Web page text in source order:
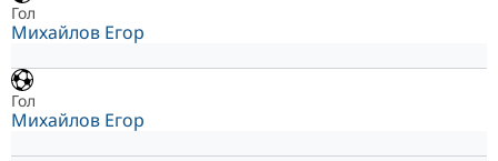
Гол
Михайлов Егор
Гол
Михайлов Егор